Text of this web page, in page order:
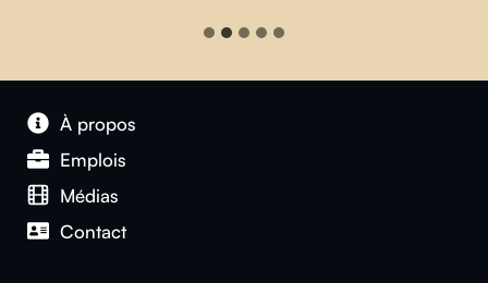
À propos
Emplois
Médias
Contact